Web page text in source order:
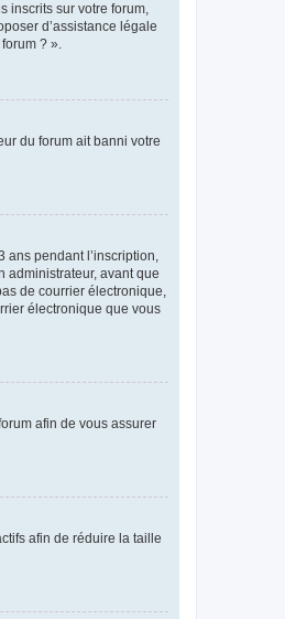
inscrits sur votre forum,
d’assistance légale
? ».
du forum ait banni votre
ans pendant l’inscription,
administrateur, avant que
de courrier électronique,
électronique que vous
afin de vous assurer
afin de réduire la taille